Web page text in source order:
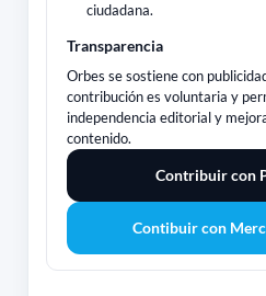
ciudadana.
Transparencia
Orbes se sostiene con
contribución es voluntaria y
independencia editorial y
contenido.
Contribuir con
Contibuir con